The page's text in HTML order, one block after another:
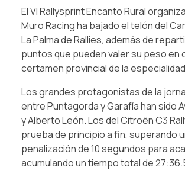
El VI Rallysprint Encanto Rural
Muro Racing ha bajado el telón del
La Palma de Rallies, además de
puntos que pueden valer su peso en
certamen provincial de la
Los grandes protagonistas de la
entre Puntagorda y Garafía han sido
y Alberto León. Los del Citroën C3
prueba de principio a fin, superando
penalización de 10 segundos para
acumulando un tiempo total de